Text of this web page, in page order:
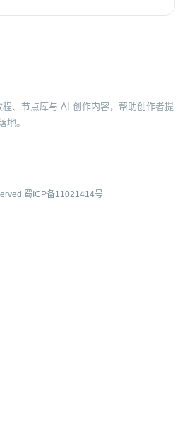
、节点库与 AI 创作内容，帮助创作者提
地。
蜀ICP备11021414号